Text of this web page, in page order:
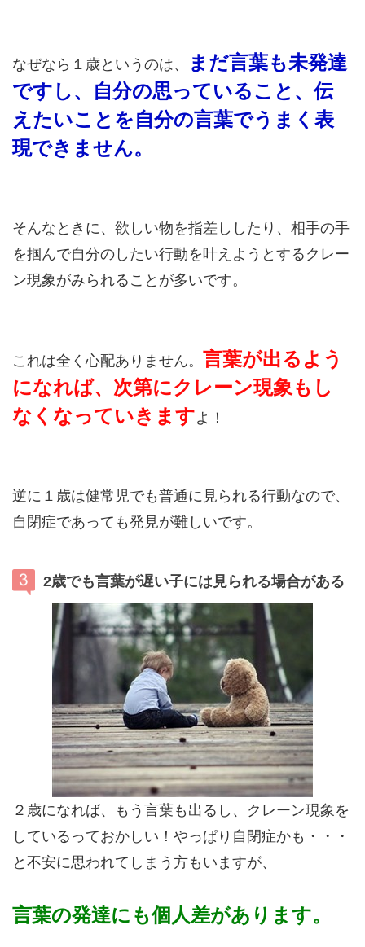
なぜなら１歳というのは、
まだ言葉も未発達
ですし、自分の思っていること、伝
えたいことを自分の言葉でうまく表
現できません。
そんなときに、欲しい物を指差ししたり、相手の手
を掴んで自分のしたい行動を叶えようとするクレー
ン現象がみられることが多いです。
これは全く心配ありません。 言葉が出るよう
になれば、次第にクレーン現象もし
なくなっていきますよ！
逆に１歳は健常児でも普通に見られる行動なので、
自閉症であっても発見が難しいです。
2歳でも言葉が遅い子には見られる場合がある
２歳になれば、もう言葉も出るし、クレーン現象を
しているっておかしい！やっぱり自閉症かも・・・
と不安に思われてしまう方もいますが、
言葉の発達にも個人差があります。